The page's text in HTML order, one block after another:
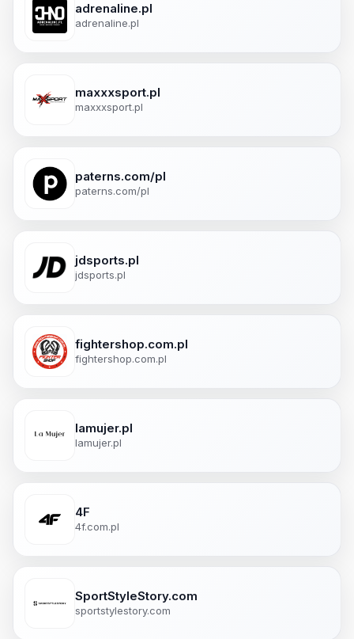
adrenaline.pl
adrenaline.pl
maxxxsport.pl
maxxxsport.pl
paterns.com/pl
paterns.com/pl
jdsports.pl
jdsports.pl
fightershop.com.pl
fightershop.com.pl
lamujer.pl
lamujer.pl
4F
4f.com.pl
SportStyleStory.com
sportstylestory.com